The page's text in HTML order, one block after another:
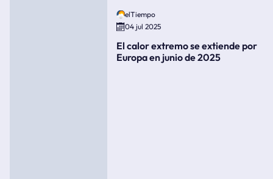
elTiempo
04 jul 2025
El calor extremo se extiende por
Europa en junio de 2025